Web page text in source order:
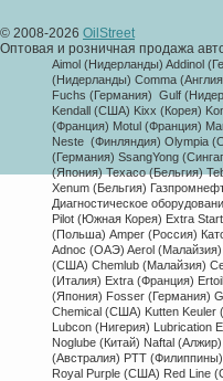
© 2008-2026 OilStreet
Оптовая и розничная продажа
Aimol (Нидерланды) Addinol
(Нидерланды) Comma
Fuchs (Германия) Gulf
Kendall (США) Kixx (Корея)
(Франция) Motul (Франция)
Neste (Финляндия) Olympia
(Германия) SsangYong
(Япония) Texaco (Бельгия)
Xenum (Бельгия)
Диагностическое
Pilot (Южная Корея) Extra
(Польша) Amper (Россия)
Adnoc (ОАЭ) Aerol
(США) Chemlub (Малайзия)
(Италия) Extra (Франция)
(Япония) Fosser (Германия)
Chemical (США) Kutten Keuler
Lubcon (Нигерия)
Noglube (Китай) Naftal
(Австралия) PTT
Royal Purple (США) Red Line